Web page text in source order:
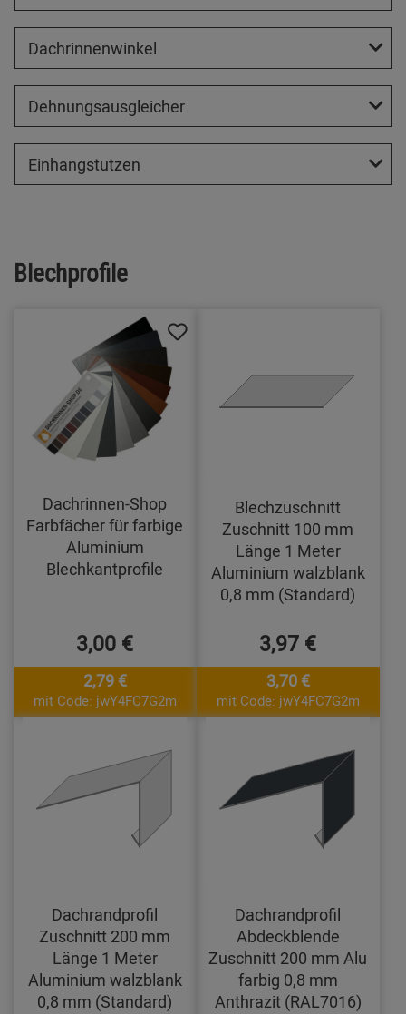
Dachrinnenwinkel
Dehnungsausgleicher
Einhangstutzen
Blechprofile
Dachrinnen-Shop
Farbfächer für farbige
Aluminium
Blechkantprofile
3,00 €
2,79 €
mit Code: jwY4FC7G2m
Blechzuschnitt
Zuschnitt 100 mm
Länge 1 Meter
Aluminium walzblank
0,8 mm (Standard)
3,97 €
3,70 €
mit Code: jwY4FC7G2m
Dachrandprofil
Zuschnitt 200 mm
Länge 1 Meter
Aluminium walzblank
0,8 mm (Standard)
Dachrandprofil
Abdeckblende
Zuschnitt 200 mm Alu
farbig 0,8 mm
Anthrazit (RAL7016)